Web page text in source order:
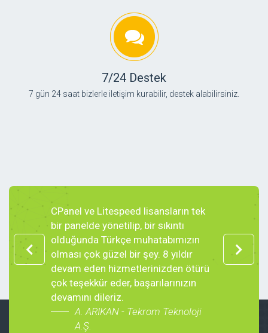
7/24 Destek
7 gün 24 saat bizlerle iletişim kurabilir, destek alabilirsiniz.
CPanel ve Litespeed lisansların tek
bir panelde yönetilip, bir sıkıntı
olduğunda Türkçe muhatabımızın
olması çok güzel bir şey. 8 yıldır
devam eden hizmetlerinizden ötürü
çok teşekkür eder, başarılarınızın
devamını dileriz.
A. ARIKAN - Tekrom Teknoloji
A.Ş.
yıllardır
ve tavsiye
Ö.